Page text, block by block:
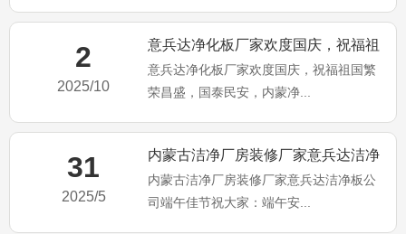
2
2025/10
意兵达净化板厂家欢度国庆，祝福祖
国繁荣昌盛，国泰民安
意兵达净化板厂家欢度国庆，祝福祖国繁
荣昌盛，国泰民安，内蒙净...
31
2025/5
内蒙古洁净厂房装修厂家意兵达洁净
板公司端午佳节祝大家：端午
内蒙古洁净厂房装修厂家意兵达洁净板公
司端午佳节祝大家：端午安...